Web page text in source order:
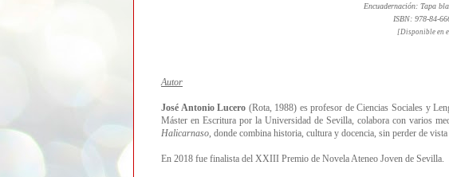
Encuadernación: Tapa
ISBN: 978-84-
[Disponible en
Autor
José Antonio Lucero (Rota, 1988) es profesor de Ciencias Sociales y
Máster en Escritura por la Universidad de Sevilla, colabora con varios
Halicarnaso , donde combina historia, cultura y docencia, sin perder de
En 2018 fue finalista del XXIII Premio de Novela Ateneo Joven de Sevilla.